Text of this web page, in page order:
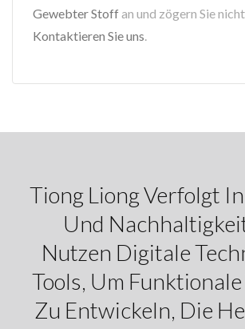
Gewebter Stoffan und zögern Sie
Kontaktieren Sie uns.
Tiong Liong Verfolgt
Und
Nutzen Digitale
Tools, Um
Zu Entwickeln, Die